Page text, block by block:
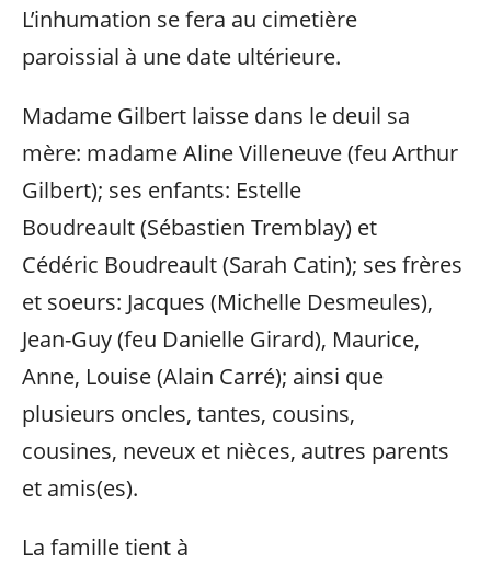
L’inhumation se fera au cimetière
paroissial à une date ultérieure.
Madame Gilbert laisse dans le deuil sa
mère: madame Aline Villeneuve (feu Arthur
Gilbert); ses enfants: Estelle
Boudreault (Sébastien Tremblay) et
Cédéric Boudreault (Sarah Catin); ses frères
et soeurs: Jacques (Michelle Desmeules),
Jean-Guy (feu Danielle Girard), Maurice,
Anne, Louise (Alain Carré); ainsi que
plusieurs oncles, tantes, cousins,
cousines, neveux et nièces, autres parents
et amis(es).
La famille tient à